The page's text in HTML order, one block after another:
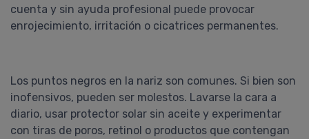
cuenta y sin ayuda profesional puede provocar
enrojecimiento, irritación o cicatrices permanentes.
Los puntos negros en la nariz son comunes. Si bien son
inofensivos, pueden ser molestos. Lavarse la cara a
diario, usar protector solar sin aceite y experimentar
con tiras de poros, retinol o productos que contengan